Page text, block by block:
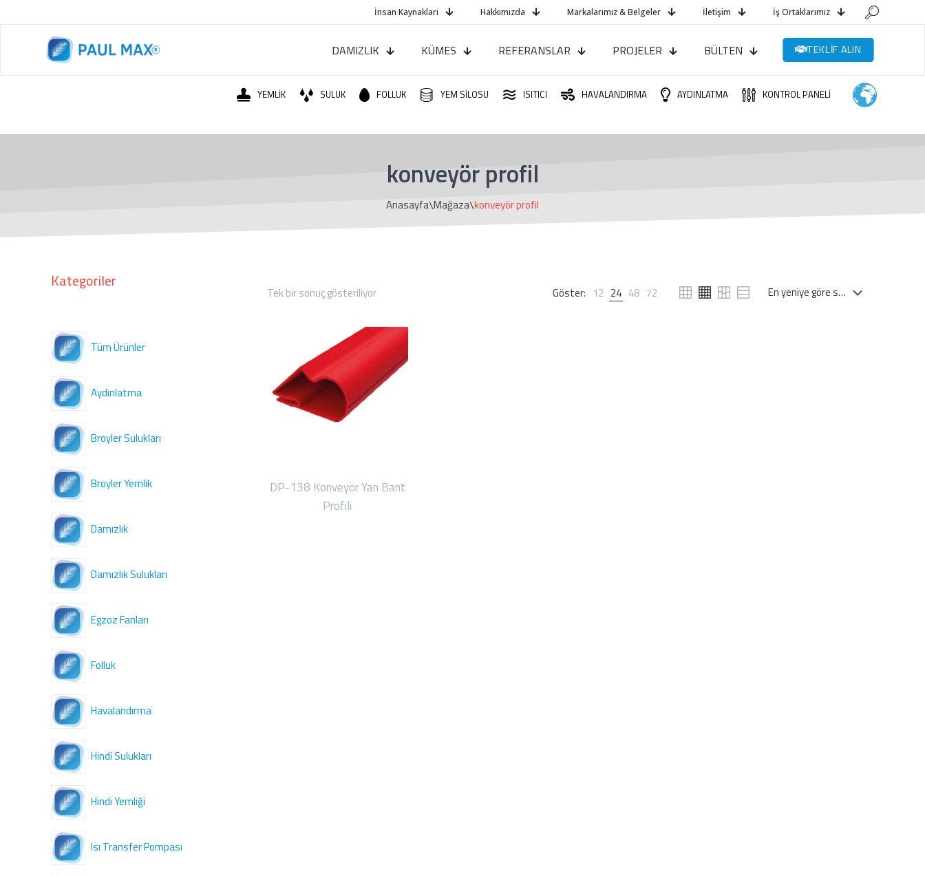
İnsan Kaynakları Hakkımızda Markalarımız & Belgeler İletişim İş Ortaklarımız
DAMIZLIK KÜMES REFERANSLAR PROJELER BÜLTEN TEKLİF ALIN
YEMLİK SULUK FOLLUK YEM SİLOSU ISITICI HAVALANDIRMA AYDINLATMA KONTROL PANELİ
konveyör profil
Anasayfa\Mağaza\konveyör profil
Kategoriler
Tüm Ürünler
Aydınlatma
Broyler Sulukları
Broyler Yemlik
Damızlık
Damızlık Sulukları
Egzoz Fanları
Folluk
Havalandırma
Hindi Sulukları
Hindi Yemliği
Isı Transfer Pompası
Tek bir sonuç gösteriliyor Göster: 12 24 48 72
DP-138 Konveyör Yan Bant
Profili